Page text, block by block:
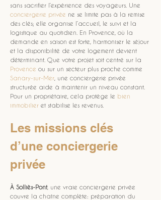
sans sacrifier l’expérience des voyageurs. Une
conciergerie privée ne se limite pas à la remise
des clés; elle organise l’accueil, le suivi et la
logistique au quotidien. En Provence, où la
demande en saison est forte, harmoniser le séjour
et la disponibilité de votre logement devient
déterminant. Que votre projet soit centré sur la
Provence ou sur un secteur plus proche comme
Sanary-sur-Mer , une conciergerie privée
structurée aide à maintenir un niveau constant.
Pour un propriétaire, cela protège le bien
immobilier et stabilise les revenus.
Les missions clés
d’une conciergerie
privée
À Solliès-Pont, une vraie conciergerie privée
couvre la chaîne complète: préparation du